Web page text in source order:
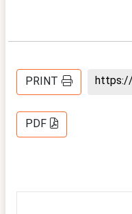
PRINT
PDF